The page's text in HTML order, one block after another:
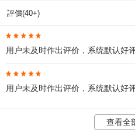
評價(40+)
用户未及时作出评价，系统默认好
用户未及时作出评价，系统默认好
查看全